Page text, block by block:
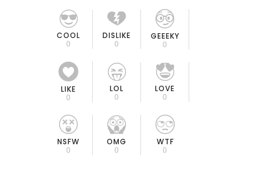
COOL
0
DISLIKE
0
GEEEKY
0
LIKE
0
LOL
0
LOVE
0
NSFW
0
OMG
0
WTF
0